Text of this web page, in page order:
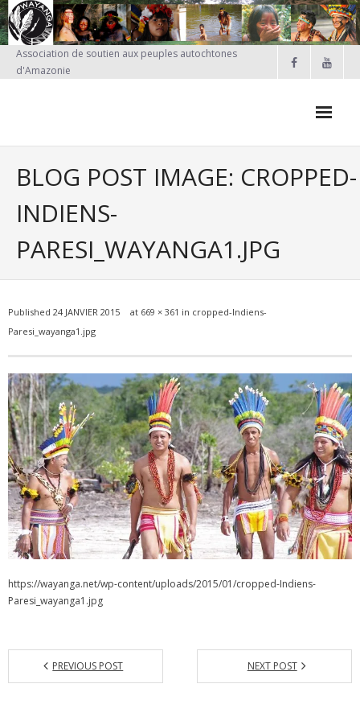
Skip
to
content
Association de soutien aux peuples autochtones
d'Amazonie
- PROJETS EN COURS
- Actions réalisées en France
ETRE UN PARTENAIRE
REJOIGNEZ-NOUS !
VIDEOS et MEDIAS
BLOG POST IMAGE: CROPPED-
INDIENS-
PARESI_WAYANGA1.JPG
Published 24 JANVIER 2015 at 669 × 361 in cropped-Indiens-
Paresi_wayanga1.jpg
https://wayanga.net/wp-content/uploads/2015/01/cropped-Indiens-
Paresi_wayanga1.jpg
PREVIOUS POST NEXT POST